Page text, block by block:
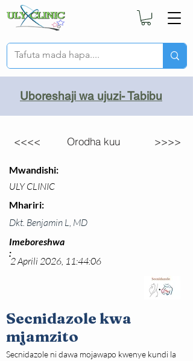
Uboreshaji wa ujuzi- Tabibu
<<<< Orodha kuu >>>>
Mwandishi:
ULY CLINIC
Mhariri:
Dkt. Benjamin L, MD
2 Aprili 2026, 11:44:06
Secnidazole kwa
mjamzito
Imeboreshwa
:
Secnidazole ni dawa mojawapo kwenye kundi la